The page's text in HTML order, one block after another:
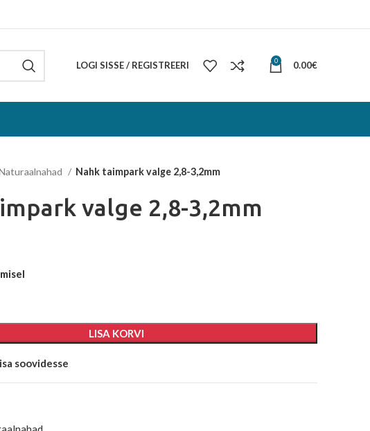
LOGI SISSE / REGISTREERI 0 0.00€
Nahk taimpark valge 2,8-3,2mm
valge 2,8-3,2mm
LISA KORVI
soovidesse